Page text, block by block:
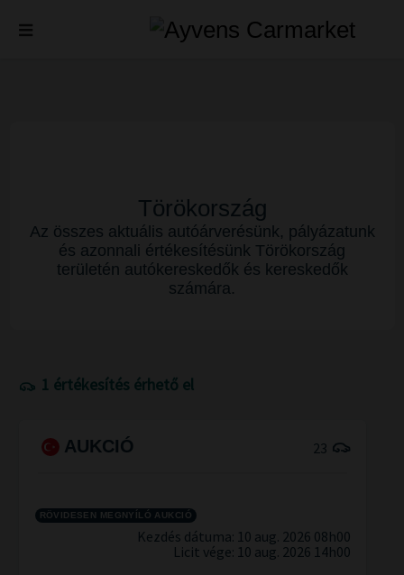
Törökország
Az összes aktuális autóárverésünk, pályázatunk
és azonnali értékesítésünk Törökország
területén autókereskedők és kereskedők
számára.
1 értékesítés érhető el
AUKCIÓ 23
RÖVIDESEN MEGNYÍLÓ AUKCIÓ
Kezdés dátuma: 10 aug. 2026 08h00
Licit vége: 10 aug. 2026 14h00